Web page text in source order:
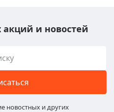
акций и новостей
новостных и других